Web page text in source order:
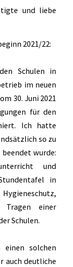
und liebe
2021/22:
Schulen in
im neuen
30. Juni 2021
für den
Ich hatte
so zu
wurde:
und
in
einer
Schulen.
einen solchen
auch deutliche